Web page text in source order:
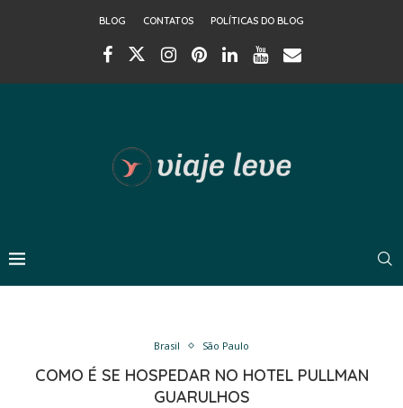
BLOG CONTATOS POLÍTICAS DO BLOG
Brasil São Paulo
COMO É SE HOSPEDAR NO HOTEL PULLMAN
GUARULHOS